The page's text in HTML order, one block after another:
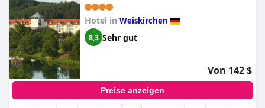
Hotel in Weiskirchen
8,3 Sehr gut
Von 142 $
Preise anzeigen